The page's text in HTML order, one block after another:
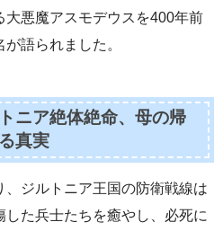
悪魔アスモデウスを400年前
語られました。
ニア絶体絶命、母の帰
真実
ジルトニア王国の防衛戦線は
した兵士たちを癒やし、必死に